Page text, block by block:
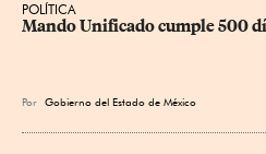
POLÍTICA
Mando Unificado cumple 500
Por Gobierno del Estado de México